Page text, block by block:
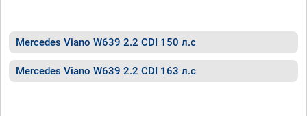
Mercedes Viano W639 2.2 CDI 150 л.с
Mercedes Viano W639 2.2 CDI 163 л.с